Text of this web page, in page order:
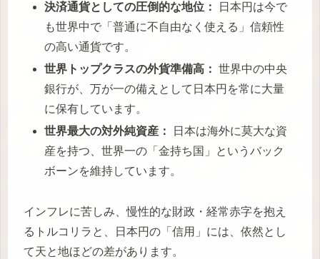
決済通貨としての圧倒的な地位：
日本円は今で
も世界中で「普通に不自由なく使える」信頼性
の高い通貨です。
世界トップクラスの外貨準備高： 世界中の中央
銀行が、万が一の備えとして日本円を常に大量
に保有しています。
世界最大の対外純資産：
日本は海外に莫大な資
産を持つ、世界一の「金持ち国」というバック
ボーンを維持しています。
インフレに苦しみ、慢性的な財政・経常赤字を抱え
るトルコリラと、日本円の「信用」には、依然とし
て天と地ほどの差があります。